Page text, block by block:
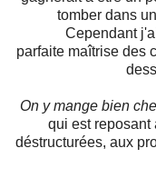
tomber dans
Cependant
parfaite maîtrise des
On y mange bien
qui est reposant
déstructurées, aux